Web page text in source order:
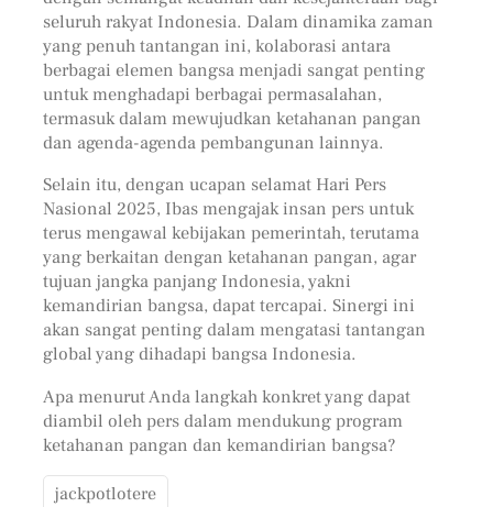
seluruh rakyat Indonesia. Dalam dinamika zaman
yang penuh tantangan ini, kolaborasi antara
berbagai elemen bangsa menjadi sangat penting
untuk menghadapi berbagai permasalahan,
termasuk dalam mewujudkan ketahanan pangan
dan agenda-agenda pembangunan lainnya.
Selain itu, dengan ucapan selamat Hari Pers
Nasional 2025, Ibas mengajak insan pers untuk
terus mengawal kebijakan pemerintah, terutama
yang berkaitan dengan ketahanan pangan, agar
tujuan jangka panjang Indonesia, yakni
kemandirian bangsa, dapat tercapai. Sinergi ini
akan sangat penting dalam mengatasi tantangan
global yang dihadapi bangsa Indonesia.
Apa menurut Anda langkah konkret yang dapat
diambil oleh pers dalam mendukung program
ketahanan pangan dan kemandirian bangsa?
jackpotlotere